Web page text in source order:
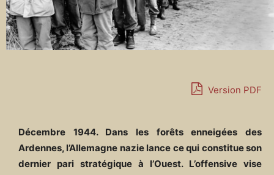
Version PDF
Décembre 1944. Dans les forêts enneigées des
Ardennes, l’Allemagne nazie lance ce qui constitue son
dernier pari stratégique à l’Ouest. L’offensive vise